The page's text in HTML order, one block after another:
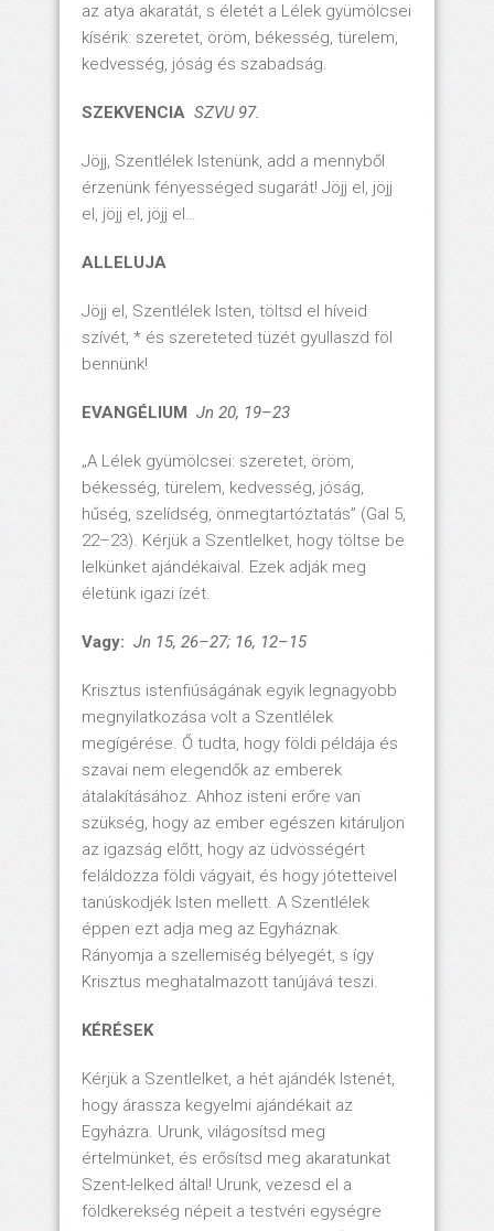
az atya akaratát, s életét a Lélek gyümölcsei
kísérik: szeretet, öröm, békesség, türelem,
kedvesség, jóság és szabadság.
SZEKVENCIA SZVU 97.
Jöjj, Szentlélek Istenünk, add a mennyből
érzenünk fényességed sugarát! Jöjj el, jöjj
el, jöjj el, jöjj el…
ALLELUJA
Jöjj el, Szentlélek Isten, töltsd el híveid
szívét, * és szereteted tüzét gyullaszd föl
bennünk!
EVANGÉLIUM Jn 20, 19–23
„A Lélek gyümölcsei: szeretet, öröm,
békesség, türelem, kedvesség, jóság,
hűség, szelídség, önmegtartóztatás” (Gal 5,
22–23). Kérjük a Szentlelket, hogy töltse be
lelkünket ajándékaival. Ezek adják meg
életünk igazi ízét.
Vagy: Jn 15, 26–27; 16, 12–15
Krisztus istenfiúságának egyik legnagyobb
megnyilatkozása volt a Szentlélek
megígérése. Ő tudta, hogy földi példája és
szavai nem elegendők az emberek
átalakításához. Ahhoz isteni erőre van
szükség, hogy az ember egészen kitáruljon
az igazság előtt, hogy az üdvösségért
feláldozza földi vágyait, és hogy jótetteivel
tanúskodjék Isten mellett. A Szentlélek
éppen ezt adja meg az Egyháznak.
Rányomja a szellemiség bélyegét, s így
Krisztus meghatalmazott tanújává teszi.
KÉRÉSEK
Kérjük a Szentlelket, a hét ajándék Istenét,
hogy árassza kegyelmi ajándékait az
Egyházra. Urunk, világosítsd meg
értelmünket, és erősítsd meg akaratunkat
Szent-lelked által! Urunk, vezesd el a
földkerekség népeit a testvéri egységre